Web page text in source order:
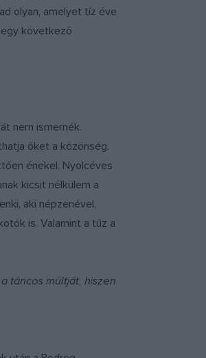
olyan, amelyet tíz éve
következő
nem ismernék.
őket a közönség.
énekel. Nyolcéves
kicsit nélkülem a
aki népzenével,
is. Valamint a tűz a
táncos múltját, hiszen